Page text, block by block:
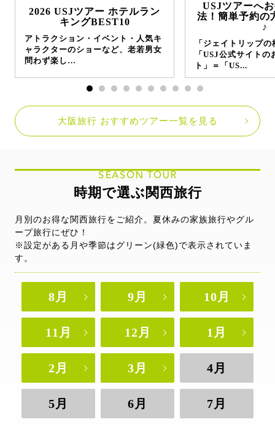
2026 USJツアー ホテルラン
キングBEST10
アトラクション・イベント・人気キ
ャラクターのショーなど、老若男女
問わず楽し…
USJツアーへ
法！簡単予約の
♪
「ジェイトリップ
「USJ公式サイト
ト」＝「US...
大阪旅行 おすすめツアー一覧を見る
SEASON TOUR
時期で選ぶ関西旅行
月別のお得な関西旅行をご紹介。夏休みの家族旅行やグル
ープ旅行にぜひ！
※設定がある月や季節はグリーン(緑色)で表示されていま
す。
8月 9月 10月
11月 12月 1月
2月 3月 4月
5月 6月 7月